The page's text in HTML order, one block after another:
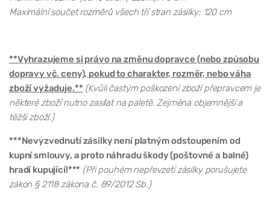
Maximální součet rozměrů všech tří stran zásilky: 120 cm
**Vyhrazujeme si právo na změnu dopravce (nebo způsobu
dopravy vč. ceny), pokud to charakter, rozměr, nebo váha
zboží vyžaduje.** (Kvůli častým poškození zboží přepravcem je
některé zboží nutno zasílat na paletě. Zejména objemnější a
těžší zboží.)
***Nevyzvednutí zásilky není platným odstoupením od
kupní smlouvy, a proto náhradu škody (poštovné a balné)
hradí kupující!*** (Při pouhém nepřevzetí zásilky porušujete
zákon § 2118 zákona č. 89/2012 Sb.)